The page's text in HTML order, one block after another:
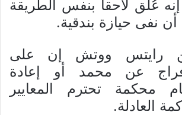
عُلّق لاحقا بنفس الطريقة
أن نفى حيازة بندقية.
رايتس ووتش إن على
عن محمد أو إعادة
محكمة تحترم المعايير
العادلة.